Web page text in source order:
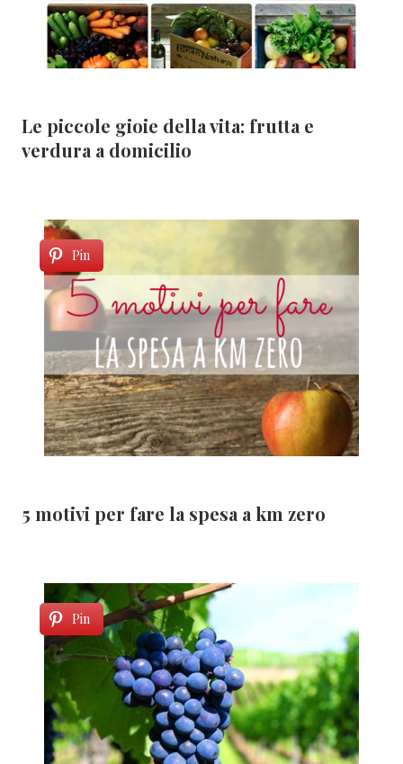
Le piccole gioie della vita: frutta e
verdura a domicilio
Pin
5 motivi per fare la spesa a km zero
Pin